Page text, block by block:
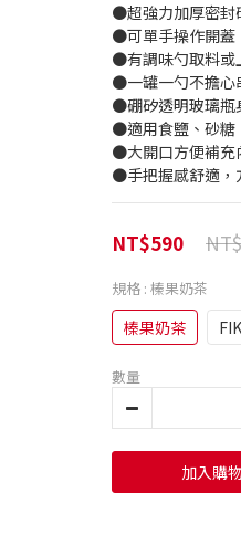
●超強力加厚密封
●可單手操作開蓋
●有調味勺取料或
●一罐一勺不擔心
●硼矽透明玻璃瓶
●適用食鹽、砂糖
●大開口方便補充
●手把握感舒適，
NT$590
規格 : 榛果奶茶
榛果奶茶
數量
加入購